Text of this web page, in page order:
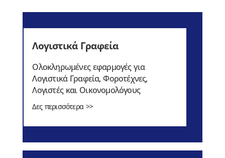
Λογιστικά Γραφεία
Oλοκληρωμένες εφαρμογές για
Λογιστικά Γραφεία, Φοροτέχνες,
Λογιστές και Οικονομολόγους
Δες περισσότερα >>